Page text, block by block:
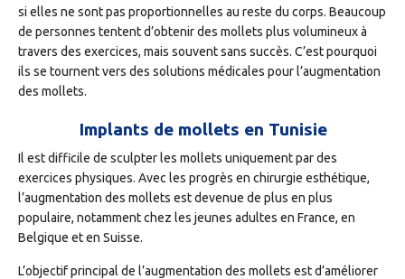
si elles ne sont pas proportionnelles au reste du corps. Beaucoup
de personnes tentent d’obtenir des mollets plus volumineux à
travers des exercices, mais souvent sans succès. C’est pourquoi
ils se tournent vers des solutions médicales pour l’augmentation
des mollets.
Implants de mollets en Tunisie
Il est difficile de sculpter les mollets uniquement par des
exercices physiques. Avec les progrès en chirurgie esthétique,
l’augmentation des mollets est devenue de plus en plus
populaire, notamment chez les jeunes adultes en France, en
Belgique et en Suisse.
L’objectif principal de l’augmentation des mollets est d’améliorer